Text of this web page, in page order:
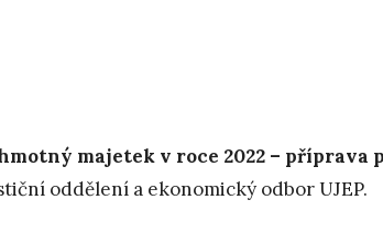
majetek v roce 2022 – příprava
oddělení a ekonomický odbor UJEP.